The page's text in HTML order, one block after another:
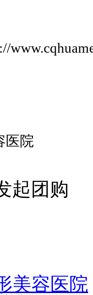
医院
起团购
美容医院